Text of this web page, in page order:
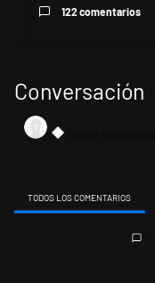
122 comentarios
Conversación
TODOS LOS COMENTARIOS